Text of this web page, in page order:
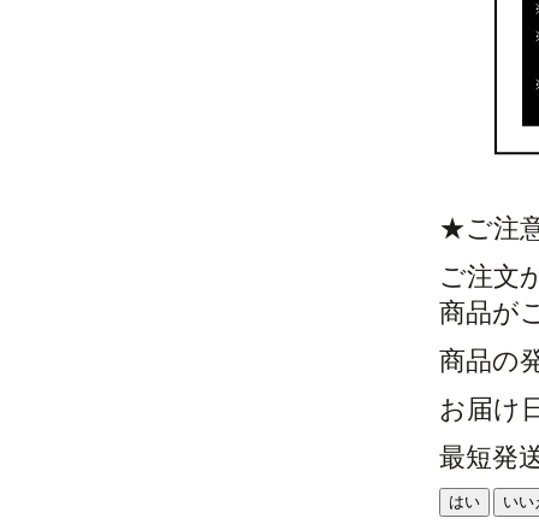
★ご注
ご注文
商品が
商品の
お届け
最短発
はい いい